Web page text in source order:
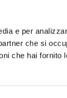
e per
che si
che hai fornito
L
controlo